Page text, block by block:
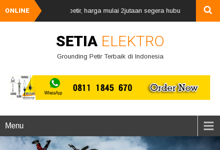
ONLINEpenangkal petir, harga mulai 2jutaan segera hubungi kami via
SETIA ELEKTRO
Grounding Petir Terbaik di Indonesia
Menu